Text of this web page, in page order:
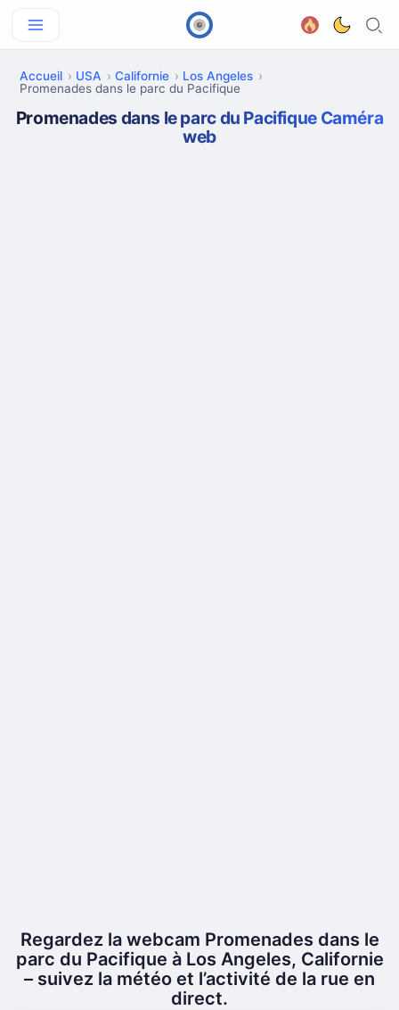
Accueil USA Californie
Los Angeles
Promenades dans le parc du Pacifique
Promenades dans le parc du Pacifique Caméra
web
Regardez la webcam Promenades dans le
parc du Pacifique à Los Angeles, Californie
– suivez la météo et l’activité de la rue en
direct.